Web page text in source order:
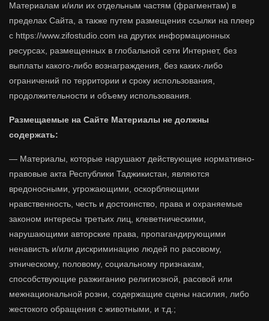
Материалам и/или их отдельным частям (фрагментам) в
пределах Сайта, а также путем размещения ссылки на плеер
с https://www.zifostudio.com на других информационных
ресурсах, размещенных в глобальной сети Интернет, без
выплаты какого-либо вознаграждения, без каких-либо
ограничений по территории и сроку использования,
продолжительности и объему использования.
Размещаемые на Сайте Материалы не должны
содержать:
— Материалы, которые нарушают действующие нормативно-
правовые акта Республики Таджикистан, являются
вредоносными, угрожающими, оскорбляющими
нравственность, честь и достоинство, права и охраняемые
законом интересы третьих лиц, клеветническими,
нарушающими авторские права, пропагандирующими
ненависть и/или дискриминацию людей по расовому,
этническому, половому, социальному признакам,
способствующие разжиганию религиозной, расовой или
межнациональной розни, содержащие сцены насилия, либо
жестокого обращения с животными, и т.д.;